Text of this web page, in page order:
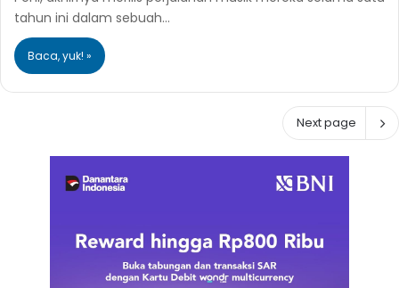
tahun ini dalam sebuah…
Baca, yuk! »
Next page